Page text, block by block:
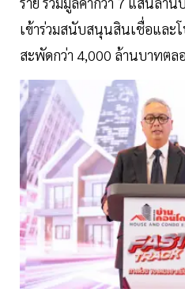
เข้าร่วมสนับสนุนสินเชื่อและ
สะพัดกว่า 4,000 ล้านบาทตล